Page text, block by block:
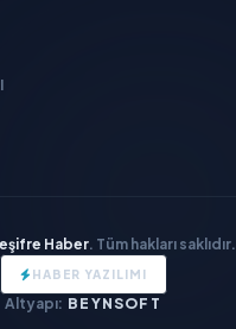
Haber. Tüm hakları saklıdır.
HABER YAZILIMI
Altyapı: BEYNSOFT